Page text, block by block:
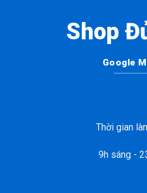
Shop
Google
Thời gian
9h sáng -